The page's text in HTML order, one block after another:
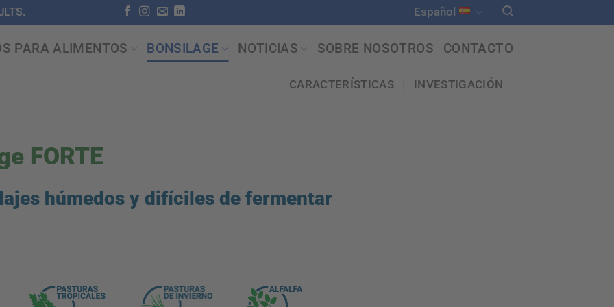
Español
PARA ALIMENTOS BONSILAGE NOTICIAS SOBRE NOSOTROS CONTACTO
CARACTERÍSTICAS INVESTIGACIÓN
FORTE
húmedos y difíciles de fermentar